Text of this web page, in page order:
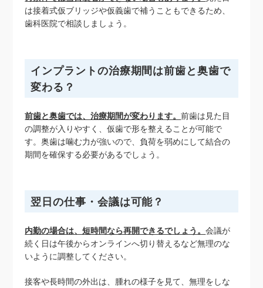
は接着式仮ブリッジや仮義歯で補うこともできるため、
歯科医院で相談しましょう。
インプラントの治療期間は前歯と奥歯で
変わる？
前歯と奥歯では、治療期間が変わります。前歯は見た目
の調整が入りやすく、仮歯で形を整えることが可能で
す。奥歯は噛む力が強いので、負荷を弱めにして結合の
期間を確保する必要があるでしょう。
翌日の仕事・会議は可能？
内勤の場合は、短時間なら再開できるでしょう。会議が
続く日は午後からオンラインへ切り替えるなど無理のな
いように調整してください。
接客や長時間の外出は、腫れの様子を見て、無理をしな